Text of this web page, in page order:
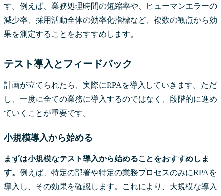
す。例えば、業務処理時間の短縮率や、ヒューマンエラーの
減少率、採用活動全体の効率化指標など、複数の観点から効
果を測定することをおすすめします。
テスト導入とフィードバック
計画が立てられたら、実際にRPAを導入していきます。ただ
し、一度に全ての業務に導入するのではなく、段階的に進め
ていくことが重要です。
小規模導入から始める
まずは小規模なテスト導入から始めることをおすすめしま
す。 例えば、特定の部署や特定の業務プロセスのみにRPAを
導入し、その効果を確認します。これにより、大規模な導入